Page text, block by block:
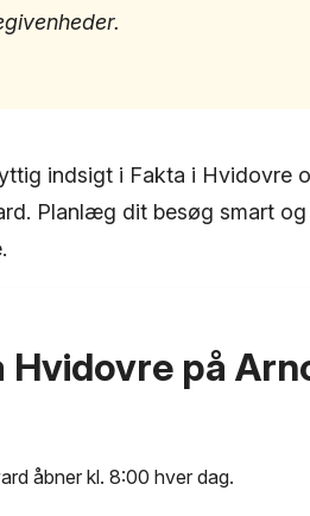
indsigt i Fakta i Hvidovre
Planlæg dit besøg smart
på
åbner kl. 8:00 hver dag.